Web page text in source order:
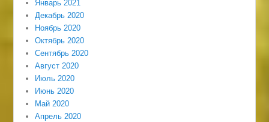
Январь 2021
Декабрь 2020
Ноябрь 2020
Октябрь 2020
Сентябрь 2020
Август 2020
Июль 2020
Июнь 2020
Май 2020
Апрель 2020